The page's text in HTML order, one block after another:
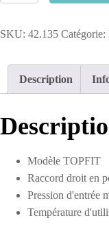
Adaptateur
BSPT
SKU: 42.135 Catégorie:
Description
Modèle TOPFIT
Raccord droit en
Pression d'entrée
Température